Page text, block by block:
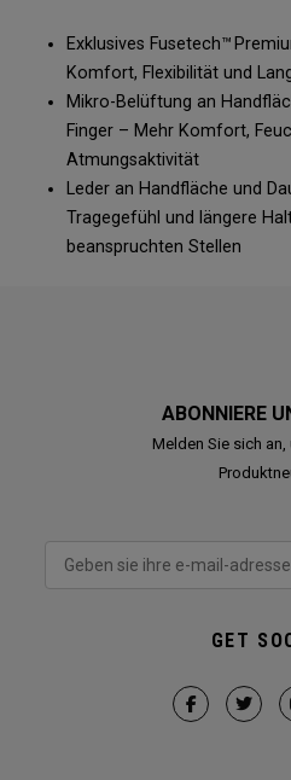
Exklusives Fusetech™
Komfort, Flexibilität und
Mikro-Belüftung an
Finger – Mehr Komfort,
Atmungsaktivität
Leder an Handfläche und
Tragegefühl und längere
beanspruchten Stellen
ABONNIERE
Melden Sie sich
GET